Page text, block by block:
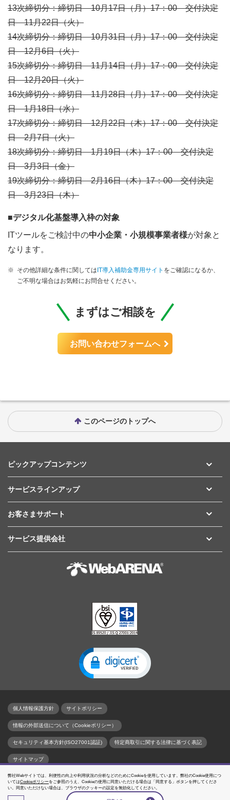
13次締切分：締切日 10月17日（月）17：00 交付決定
日 11月22日（火）
14次締切分：締切日 10月31日（月）17：00 交付決定
日 12月6日（火）
15次締切分：締切日 11月14日（月）17：00 交付決定
日 12月20日（火）
16次締切分：締切日 11月28日（月）17：00 交付決定
日 1月18日（水）
17次締切分：締切日 12月22日（木）17：00 交付決定
日 2月7日（火）
18次締切分：締切日 1月19日（木）17：00 交付決定
日 3月3日（金）
19次締切分：締切日 2月16日（木）17：00 交付決定
日 3月23日（木）
■デジタル化基盤導入枠の対象
ITツールをご検討中の中小企業・小規模事業者様が対象と
なります。
※ その他詳細な条件に関してはIT導入補助金専用サイト をご確認になるか、
ご不明な場合はお気軽にお問合せください。
まずはご相談を
お問い合わせフォームへ
このページのトップへ
ピックアップコンテンツ
サービスラインアップ
お客さまサポート
サービス提供会社
個人情報保護方針 サイトポリシー
情報の外部送信について（Cookieポリシー）
セキュリティ基本方針(ISO27001認証) 特定商取引に関する法律に基づく表記
サイトマップ
名づけてねっと、WebARENA、SuitePRO、WebARENA Indigo、WebARENA IndigoPro、
WebARENA IndigoGPUはNTTPCコミュニケーションズの登録商標です。
本ホームページに記載する会社名、商品名、ブランド名等は、各社の商号、登録商標または
弊社Webサイトでは、利便性の向上や利用状況の分析などのためにCookieを使用しています。弊社のCookie使用につ
いてはCookieポリシーをご参照のうえ、Cookieの使用に同意いただける場合は「同意する」ボタンを押してくださ
い。同意いただけない場合は、ブラウザのクッキーの設定を無効化してください。